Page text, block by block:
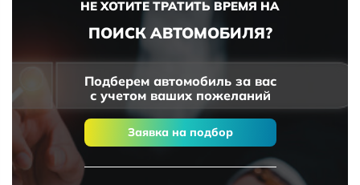
НЕ ХОТИТЕ ТРАТИТЬ ВРЕМЯ НА
ПОИСК АВТОМОБИЛЯ?
Подберем автомобиль за вас
с учетом ваших пожеланий
Заявка на подбор